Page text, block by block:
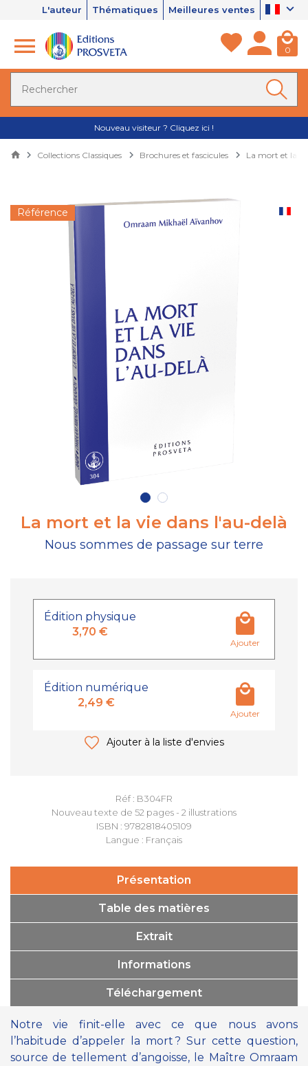
L'auteur Thématiques Meilleures ventes
0
Nouveau visiteur ? Cliquez ici !
Collections Classiques Brochures et fascicules La mort et la
Référence
La mort et la vie dans l'au-delà
Nous sommes de passage sur terre
Réf : B304FR
Nouveau texte de 52 pages - 2 illustrations
ISBN : 9782818405109
Langue : Français
Édition physique
3,70 €
Ajouter
Édition numérique
2,49 €
Ajouter
Ajouter à la liste d'envies
Présentation
Table des matières
Extrait
Informations
Téléchargement
Notre vie finit-elle avec ce que nous avons
l’habitude d’appeler la mort ? Sur cette question,
source de tellement d’angoisse, le Maître Omraam